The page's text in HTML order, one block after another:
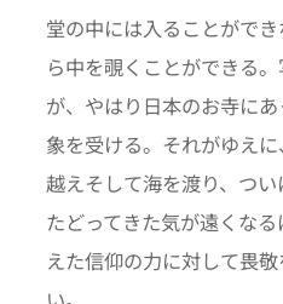
堂の中には入ることがで
ら中を覗くことができる
が、やはり日本のお寺に
象を受ける。それがゆえ
越えそして海を渡り、つ
たどってきた気が遠くな
えた信仰の力に対して畏